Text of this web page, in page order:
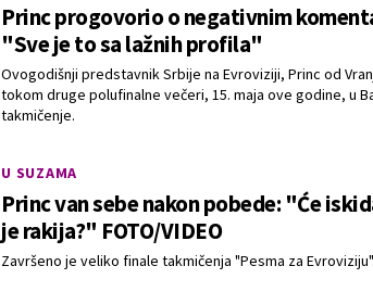
Princ progovorio o negativnim
"Sve je to sa lažnih profila"
Ovogodišnji predstavnik Srbije na Evroviziji, Princ od
tokom druge polufinalne večeri, 15. maja ove godine, u
takmičenje.
U SUZAMA
Princ van sebe nakon pobede: "Će
je rakija?" FOTO/VIDEO
Završeno je veliko finale takmičenja "Pesma za Evroviziju".